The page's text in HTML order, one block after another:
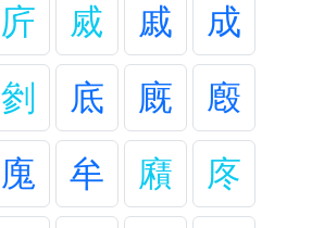
庍 烕 戚
成
剼 底 廐
廏
廆 牟 廭
庝